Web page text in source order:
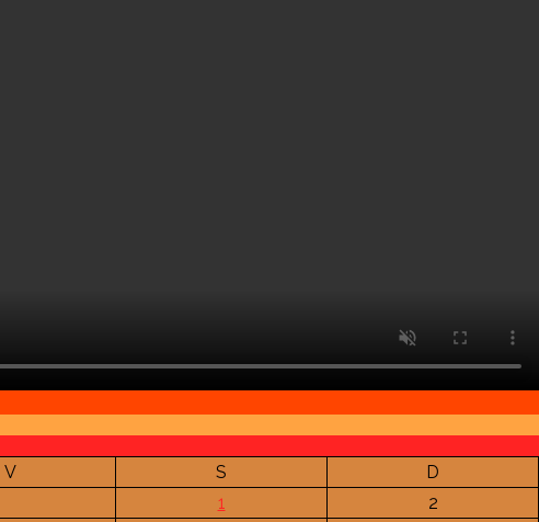
V S
D
1
2